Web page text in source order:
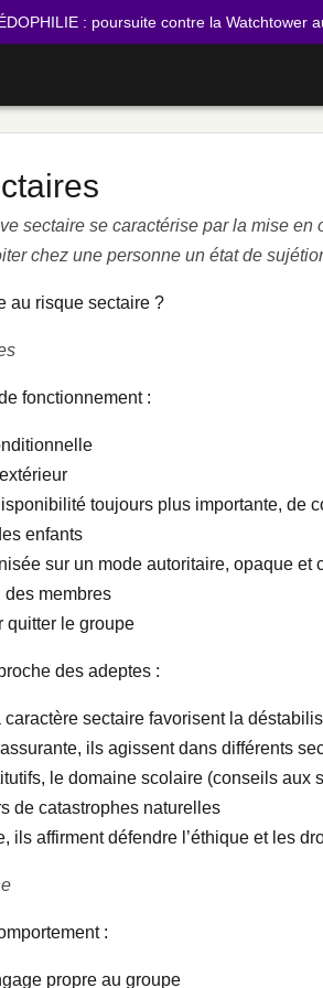
: poursuite contre la Watchtower
sectaire se caractérise par la mise
chez une personne un état de
au risque sectaire ?
fonctionnement :
toujours plus importante,
enfants
sur un mode autoritaire, opaque et
des membres
quitter le groupe
des adeptes :
caractère sectaire favorisent la
ils agissent dans différents
le domaine scolaire (conseils
de catastrophes naturelles
ils affirment défendre l’éthique et les
:
propre au groupe